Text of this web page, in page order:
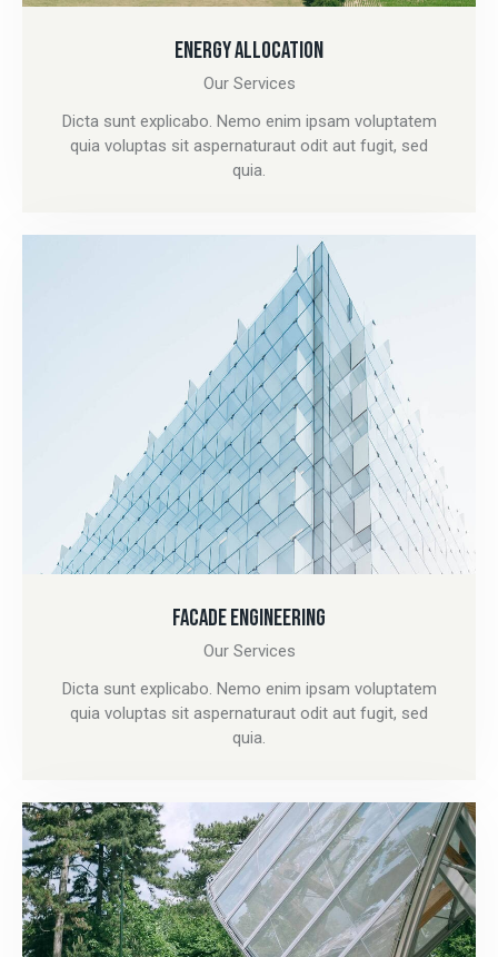
ENERGY ALLOCATION
Our Services
Dicta sunt explicabo. Nemo enim ipsam voluptatem
quia voluptas sit aspernaturaut odit aut fugit, sed
quia.
FACADE ENGINEERING
Our Services
Dicta sunt explicabo. Nemo enim ipsam voluptatem
quia voluptas sit aspernaturaut odit aut fugit, sed
quia.